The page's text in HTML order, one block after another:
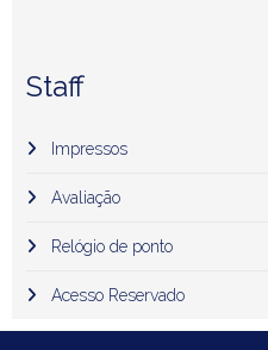
Staff
Impressos
Avaliação
Relógio de ponto
Acesso Reservado